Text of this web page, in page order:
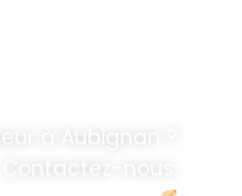
à Aubignan ?